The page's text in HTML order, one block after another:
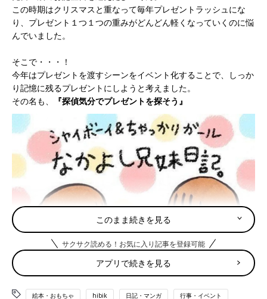
この時期はクリスマスと重なって毎年プレゼントラッシュにな
り、プレゼント１つ１つの重みがどんどん軽くなっていくのに悩
んでいました。
そこで・・・！
今年はプレゼントを渡すシーンをイベント化することで、しっか
り記憶に残るプレゼントにしようと考えました。
その名も、
『探偵気分でプレゼントを探そう』
このまま続きを見る
サクサク読める！お気に入り記事を登録可能
アプリで続きを見る
絵本・おもちゃ hibik 日記・マンガ 行事・イベント